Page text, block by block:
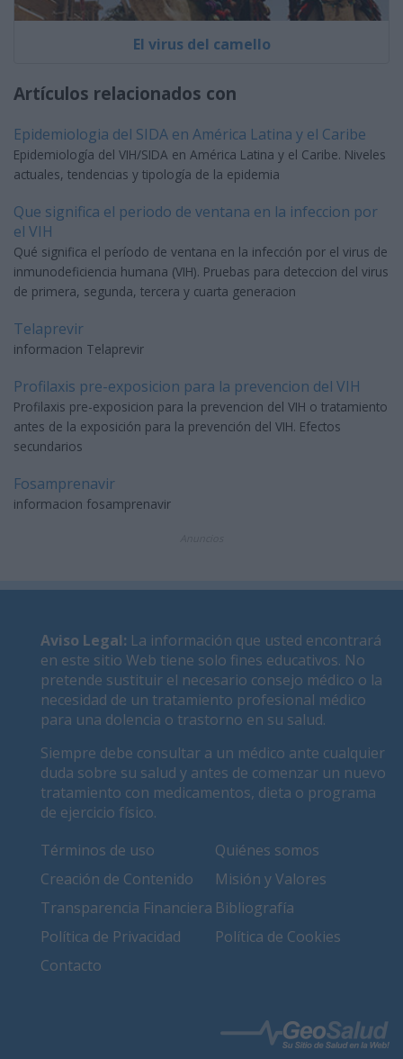
El virus del camello
Artículos relacionados con
Epidemiologia del SIDA en América Latina y el Caribe
Epidemiología del VIH/SIDA en América Latina y el Caribe. Niveles
actuales, tendencias y tipología de la epidemia
Que significa el periodo de ventana en la infeccion por
el VIH
Qué significa el período de ventana en la infección por el virus de
inmunodeficiencia humana (VIH). Pruebas para deteccion del virus
de primera, segunda, tercera y cuarta generacion
Telaprevir
informacion Telaprevir
Profilaxis pre-exposicion para la prevencion del VIH
Profilaxis pre-exposicion para la prevencion del VIH o tratamiento
antes de la exposición para la prevención del VIH. Efectos
secundarios
Fosamprenavir
informacion fosamprenavir
Aviso Legal: La información que usted encontrará
en este sitio Web tiene solo fines educativos. No
pretende sustituir el necesario consejo médico o la
necesidad de un tratamiento profesional médico
para una dolencia o trastorno en su salud.
Siempre debe consultar a un médico ante cualquier
duda sobre su salud y antes de comenzar un nuevo
tratamiento con medicamentos, dieta o programa
de ejercicio físico.
Términos de uso
Quiénes somos
Creación de Contenido
Misión y Valores
Transparencia Financiera Bibliografía
Política de Privacidad
Política de Cookies
Contacto